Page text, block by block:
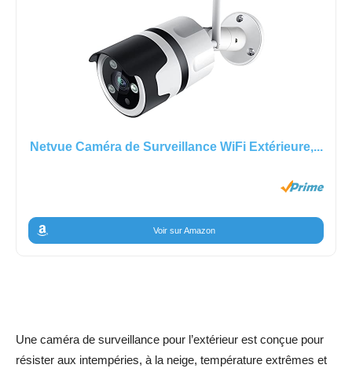
Netvue Caméra de Surveillance WiFi Extérieure,...
Voir sur Amazon
Une caméra de surveillance pour l’extérieur est conçue pour
résister aux intempéries, à la neige, température extrêmes et